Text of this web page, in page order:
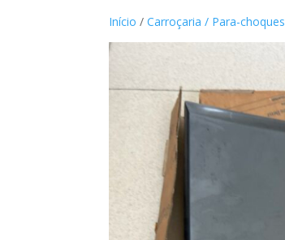
Início /Carroçaria / Para-choques